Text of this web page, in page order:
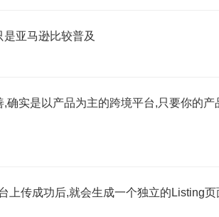
亚马逊比较普及
实是以产品为主的跨境平台,只要你的产
上传成功后,就会生成一个独立的Listing页